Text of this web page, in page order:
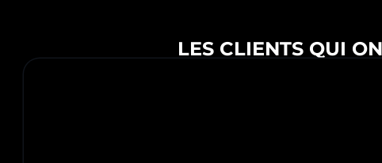
LES CLIENTS QUI